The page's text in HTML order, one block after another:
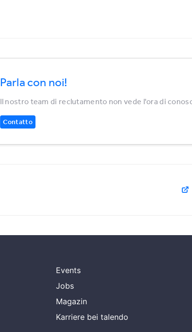
Parla con noi!
Il nostro team di reclutamento non vede l'ora di
Contatto
Events
Jobs
Magazin
Karriere bei talendo